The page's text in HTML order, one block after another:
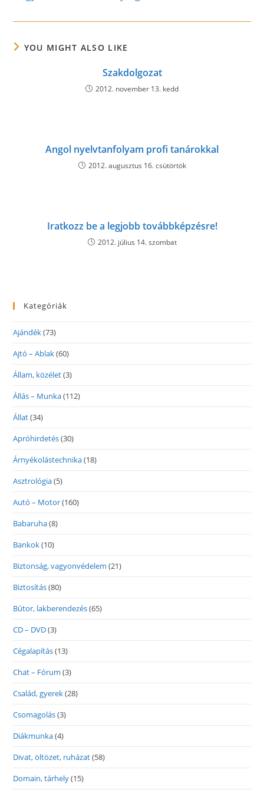
YOU MIGHT ALSO LIKE
Szakdolgozat
2012. november 13. kedd
Angol nyelvtanfolyam profi tanárokkal
2012. augusztus 16. csütörtök
Iratkozz be a legjobb továbbképzésre!
2012. július 14. szombat
Kategóriák
Ajándék(73)
Ajtó – Ablak(60)
Állam, közélet(3)
Állás – Munka(112)
Állat(34)
Apróhirdetés(30)
Árnyékolástechnika(18)
Asztrológia(5)
Autó – Motor(160)
Babaruha(8)
Bankok(10)
Biztonság, vagyonvédelem (21)
Biztosítás(80)
Bútor, lakberendezés(65)
CD – DVD(3)
Cégalapítás(13)
Chat – Fórum (3)
Család, gyerek(28)
Csomagolás(3)
Diákmunka(4)
Divat, öltözet, ruházat(58)
Domain, tárhely(15)